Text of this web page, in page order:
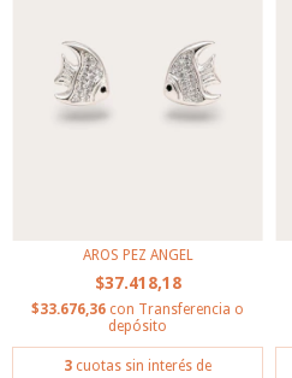
AROS PEZ ANGEL
$37.418,18
$33.676,36 con Transferencia o
depósito
3 cuotas sin interés de